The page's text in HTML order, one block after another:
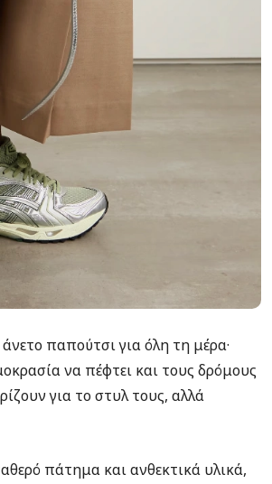
παπούτσι για όλη τη μέρα·
να πέφτει και τους δρόμους
για το στυλ τους, αλλά
πάτημα και ανθεκτικά υλικά,